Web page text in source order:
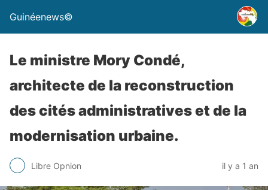
Guinéenews©
Le ministre Mory Condé,
architecte de la reconstruction
des cités administratives et de la
modernisation urbaine.
Libre Opnion il y a 1 an